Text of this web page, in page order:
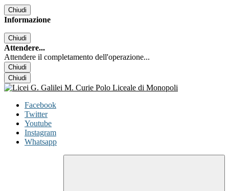
Chiudi
Informazione
Chiudi
Attendere...
Attendere il completamento dell'operazione...
Chiudi
Chiudi
Facebook
Twitter
Youtube
Instagram
Whatsapp